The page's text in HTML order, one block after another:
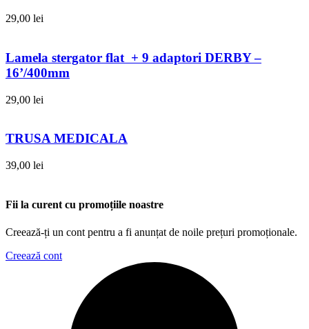
29,00 lei
Lamela stergator flat + 9 adaptori DERBY –
16’/400mm
29,00 lei
TRUSA MEDICALA
39,00 lei
Fii la curent cu promoțiile noastre
Creează-ți un cont pentru a fi anunțat de noile prețuri promoționale.
Creează cont